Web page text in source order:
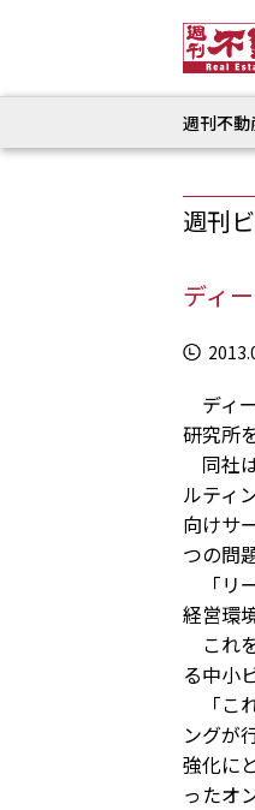
週刊不
週刊
ディ
ディ
研究所
同社
ルティ
向けサ
つの問
「リ
経営環
これ
る中小
「こ
ングが
強化に
ったオ